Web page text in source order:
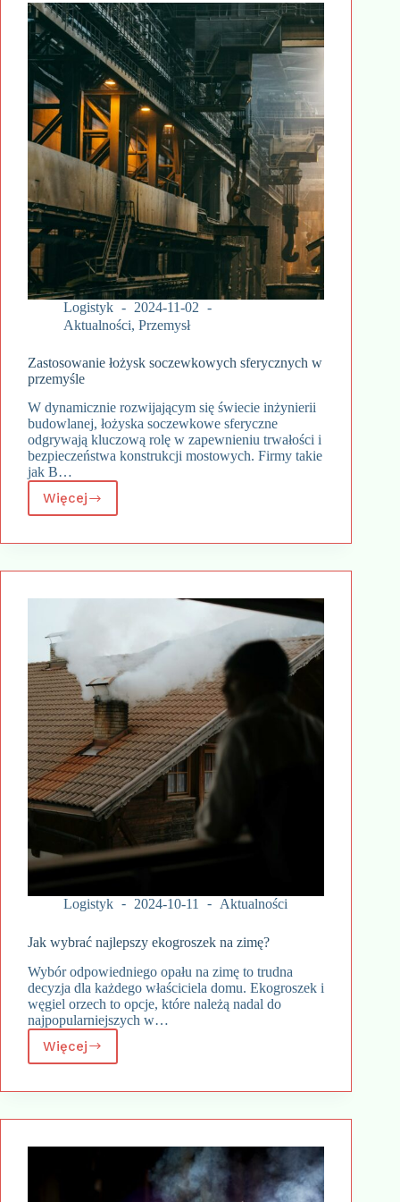
Logistyk
2024-11-02
Aktualności, Przemysł
Zastosowanie łożysk soczewkowych sferycznych w
przemyśle
W dynamicznie rozwijającym się świecie inżynierii
budowlanej, łożyska soczewkowe sferyczne
odgrywają kluczową rolę w zapewnieniu trwałości i
bezpieczeństwa konstrukcji mostowych. Firmy takie
jak B…
WięcejZastosowanie
łożysk
w
Logistyk 2024-10-11 Aktualności
Jak wybrać najlepszy ekogroszek na zimę?
Wybór odpowiedniego opału na zimę to trudna
decyzja dla każdego właściciela domu. Ekogroszek i
węgiel orzech to opcje, które należą nadal do
najpopularniejszych w…
Więcej
Jak
wybrać
na